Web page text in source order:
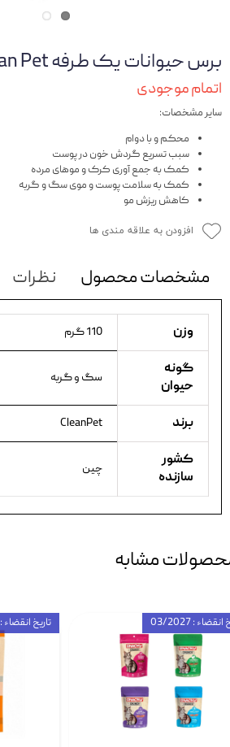
برس حیوانات یک طرفه Clean Pet سایز بزرگ
اتمام موجودی
سایر مشخصات:
محکم و با دوام
سبب تسریع گردش خون در پوست
کمک به جمع آوری کرک و موهای مرده
کمک به سلامت پوست و موی سگ و گربه
کاهش ریزش مو
افزودن به علاقه مندی ها
مشخصات محصول نظرات
وزن 110 گرم
گونه
حیوان
سگ و گربه
برند CleanPet
کشور
سازنده
چین
مشابه
تاریخ انقضاء : 03/2027 : 03/2027